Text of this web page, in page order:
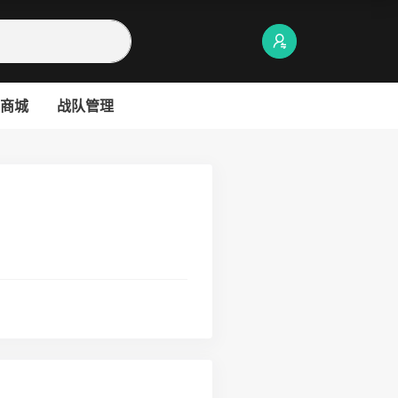
城 战队管理